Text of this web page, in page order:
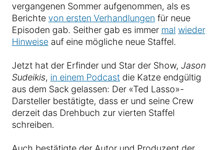
vergangenen Sommer aufgenommen, als es
Berichte von ersten Verhandlungen für neue
Episoden gab. Seither gab es immer mal wieder
Hinweise auf eine mögliche neue Staffel.
Jetzt hat der Erfinder und Star der Show, Jason
Sudeikis, in einem Podcast die Katze endgültig
aus dem Sack gelassen: Der «Ted Lasso»-
Darsteller bestätigte, dass er und seine Crew
derzeit das Drehbuch zur vierten Staffel
schreiben.